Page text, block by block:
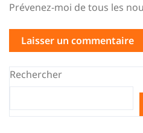
Prévenez-moi de tous les
Rechercher